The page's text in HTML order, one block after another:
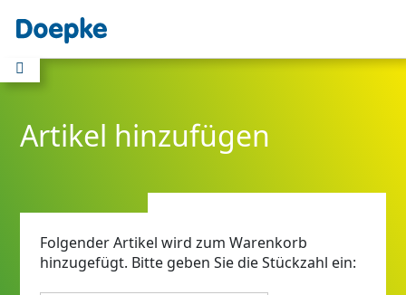
Artikel hinzufügen
Folgender Artikel wird zum Warenkorb
hinzugefügt. Bitte geben Sie die Stückzahl ein: